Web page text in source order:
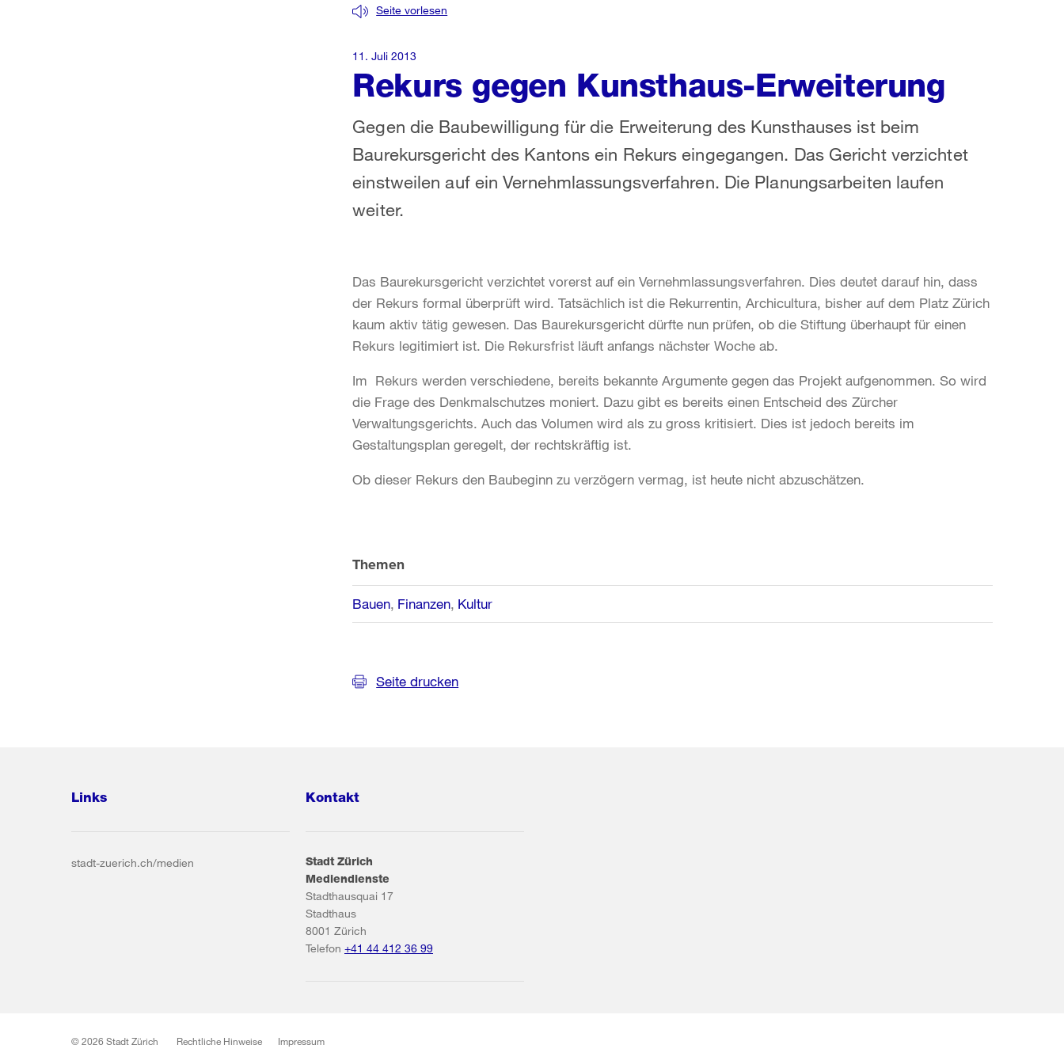
Rekurs gegen Kunsthaus-Erweiterung
Seite vorlesen
Gegen die Baubewilligung für die Erweiterung des Kunsthauses ist beim
Baurekursgericht des Kantons ein Rekurs eingegangen. Das Gericht verzichtet
einstweilen auf ein Vernehmlassungsverfahren. Die Planungsarbeiten laufen
weiter.
11. Juli 2013
Das Baurekursgericht verzichtet vorerst auf ein Vernehmlassungsverfahren. Dies deutet darauf hin, dass
der Rekurs formal überprüft wird. Tatsächlich ist die Rekurrentin, Archicultura, bisher auf dem Platz Zürich
kaum aktiv tätig gewesen. Das Baurekursgericht dürfte nun prüfen, ob die Stiftung überhaupt für einen
Rekurs legitimiert ist. Die Rekursfrist läuft anfangs nächster Woche ab.
Im Rekurs werden verschiedene, bereits bekannte Argumente gegen das Projekt aufgenommen. So wird
die Frage des Denkmalschutzes moniert. Dazu gibt es bereits einen Entscheid des Zürcher
Verwaltungsgerichts. Auch das Volumen wird als zu gross kritisiert. Dies ist jedoch bereits im
Gestaltungsplan geregelt, der rechtskräftig ist.
Ob dieser Rekurs den Baubeginn zu verzögern vermag, ist heute nicht abzuschätzen.
Informationen
Themen
Bauen Finanzen Kultur
Seite drucken
Links
stadt-zuerich.ch/medien
Kontakt
Stadt Zürich
Mediendienste
Stadthausquai 17
Stadthaus
8001 Zürich
Telefon +41 44 412 36 99
© 2026 Stadt Zürich Rechtliche Hinweise Impressum